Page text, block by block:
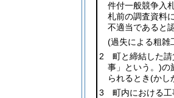
件付一般競争入
札前の調査資料
不適当であると
(過失による粗雑
2 町と締結した請
事」という。)の
られるとき(かし
3 町内における工